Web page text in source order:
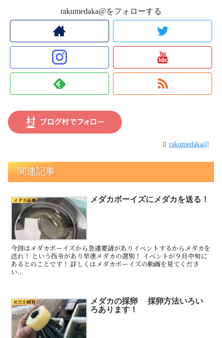
rakumedaka@をフォローする
rakumedaka@
関連記事
メダカ品種 メダカボーイズにメダカを送る！
今回はメダカボーイズから急遽要請がありイベントするからメダカを
送れ！ という指令があり早速メダカの選別！ イベントが９月中旬に
あるとのことです！ 詳しくはメダカボーイズの動画を見てくださ
い...
めだか飼育
メダカの採卵 採卵方法いろい
ろあります！